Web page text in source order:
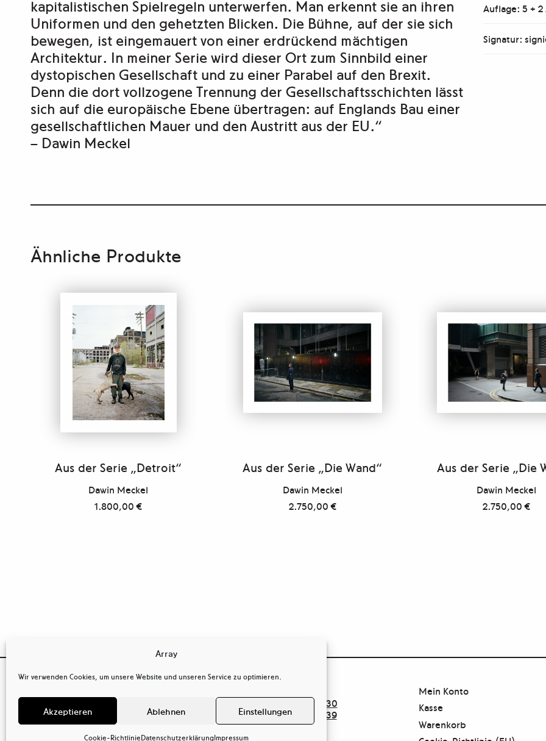
Array
Wir verwenden Cookies, um unsere Website und unseren Service zu optimieren.
Akzeptieren Ablehnen Einstellungen
Cookie-RichtlinieDatenschutzerklärungImpressum
kapitalistischen Spielregeln unterwerfen. Man erkennt sie an ihren
Uniformen und den gehetzten Blicken. Die Bühne, auf der sie sich
bewegen, ist eingemauert von einer erdrückend mächtigen
Architektur. In meiner Serie wird dieser Ort zum Sinnbild einer
dystopischen Gesellschaft und zu einer Parabel auf den Brexit.
Denn die dort vollzogene Trennung der Gesellschaftsschichten lässt
sich auf die europäische Ebene übertragen: auf Englands Bau einer
gesellschaftlichen Mauer und den Austritt aus der EU.“
– Dawin Meckel
Auflage: 5 + 2
Signatur:
Ähnliche Produkte
Aus der Serie „Detroit“
Dawin Meckel
1.800,00€
Aus der Serie „Die Wand“
Dawin Meckel
2.750,00€
Aus der Serie „Die
Dawin Meckel
2.750,00€

Agentur der Fotografen GmbH
Behaimstr. 34
13086 Berlin
Deutschland
+ 49(0)30.47 37 39 30
+ 49(0)30.47 37 39 39
mail@ostkreuz.de
Mein Konto
Kasse
Warenkorb